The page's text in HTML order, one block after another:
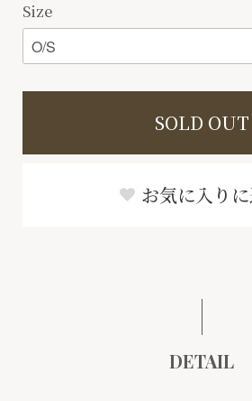
Size
SOLD OUT
お気に入り
DETAIL